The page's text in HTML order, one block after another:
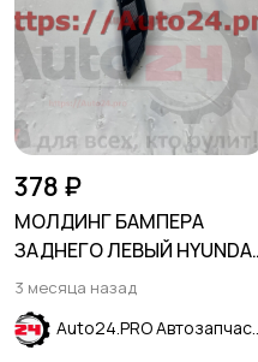
378 ₽
МОЛДИНГ БАМПЕРА
ЗАДНЕГО ЛЕВЫЙ HYUNDAI
SOLARIS II 2020-
(рестайлинг)
3 месяца назад